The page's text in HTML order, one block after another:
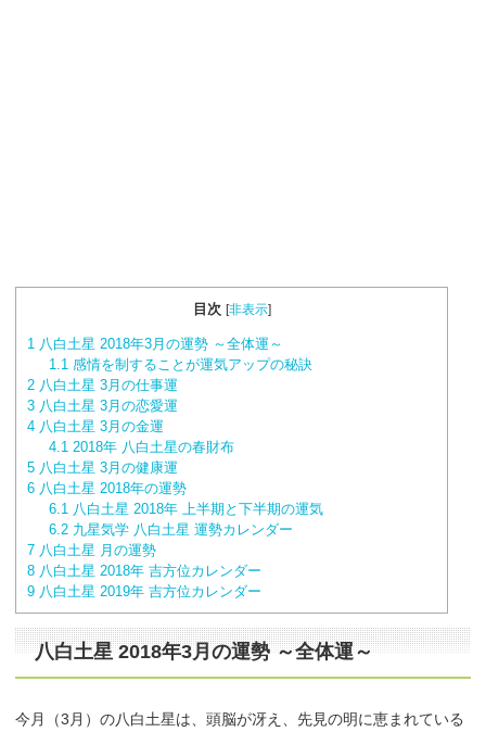
目次 [非表示]
1 八白土星 2018年3月の運勢 ～全体運～
1.1 感情を制することが運気アップの秘訣
2 八白土星 3月の仕事運
3 八白土星 3月の恋愛運
4 八白土星 3月の金運
4.1 2018年 八白土星の春財布
5 八白土星 3月の健康運
6 八白土星 2018年の運勢
6.1 八白土星 2018年 上半期と下半期の運気
6.2 九星気学 八白土星 運勢カレンダー
7 八白土星 月の運勢
8 八白土星 2018年 吉方位カレンダー
9 八白土星 2019年 吉方位カレンダー
八白土星 2018年3月の運勢 ～全体運～
今月（3月）の八白土星は、頭脳が冴え、先見の明に恵まれている